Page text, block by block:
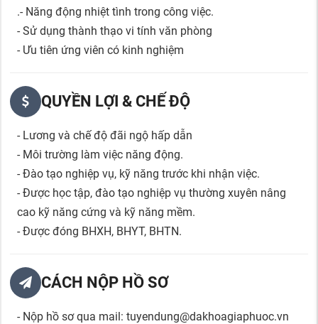
.- Năng động nhiệt tình trong công việc.
- Sử dụng thành thạo vi tính văn phòng
- Ưu tiên ứng viên có kinh nghiệm
QUYỀN LỢI & CHẾ ĐỘ
- Lương và chế độ đãi ngộ hấp dẫn
- Môi trường làm việc năng động.
- Đào tạo nghiệp vụ, kỹ năng trước khi nhận việc.
- Được học tập, đào tạo nghiệp vụ thường xuyên nâng
cao kỹ năng cứng và kỹ năng mềm.
- Được đóng BHXH, BHYT, BHTN.
CÁCH NỘP HỒ SƠ
- Nộp hồ sơ qua mail: tuyendung@dakhoagiaphuoc.vn